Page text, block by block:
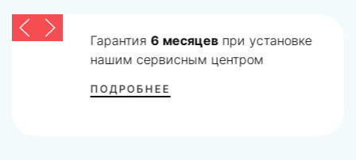
Гарантия 6 месяцевпри установке
нашим сервисным центром
ПОДРОБНЕЕ